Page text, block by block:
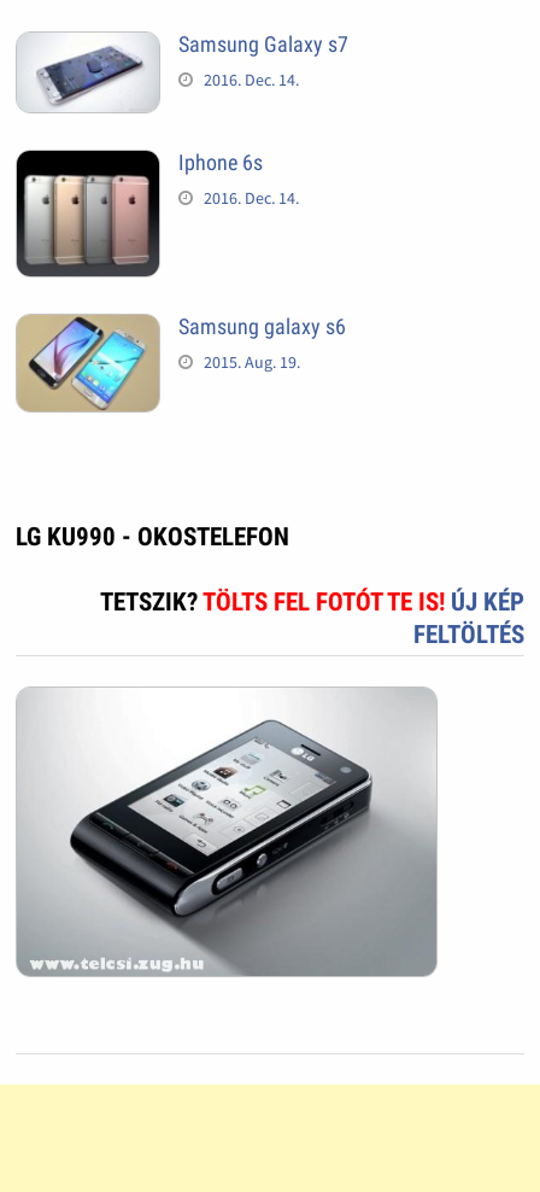
Samsung Galaxy s7
2016. Dec. 14.
Iphone 6s
2016. Dec. 14.
Samsung galaxy s6
2015. Aug. 19.
LG KU990 - OKOSTELEFON
TETSZIK?TÖLTS FEL FOTÓT TE IS! ÚJ KÉP
FELTÖLTÉS